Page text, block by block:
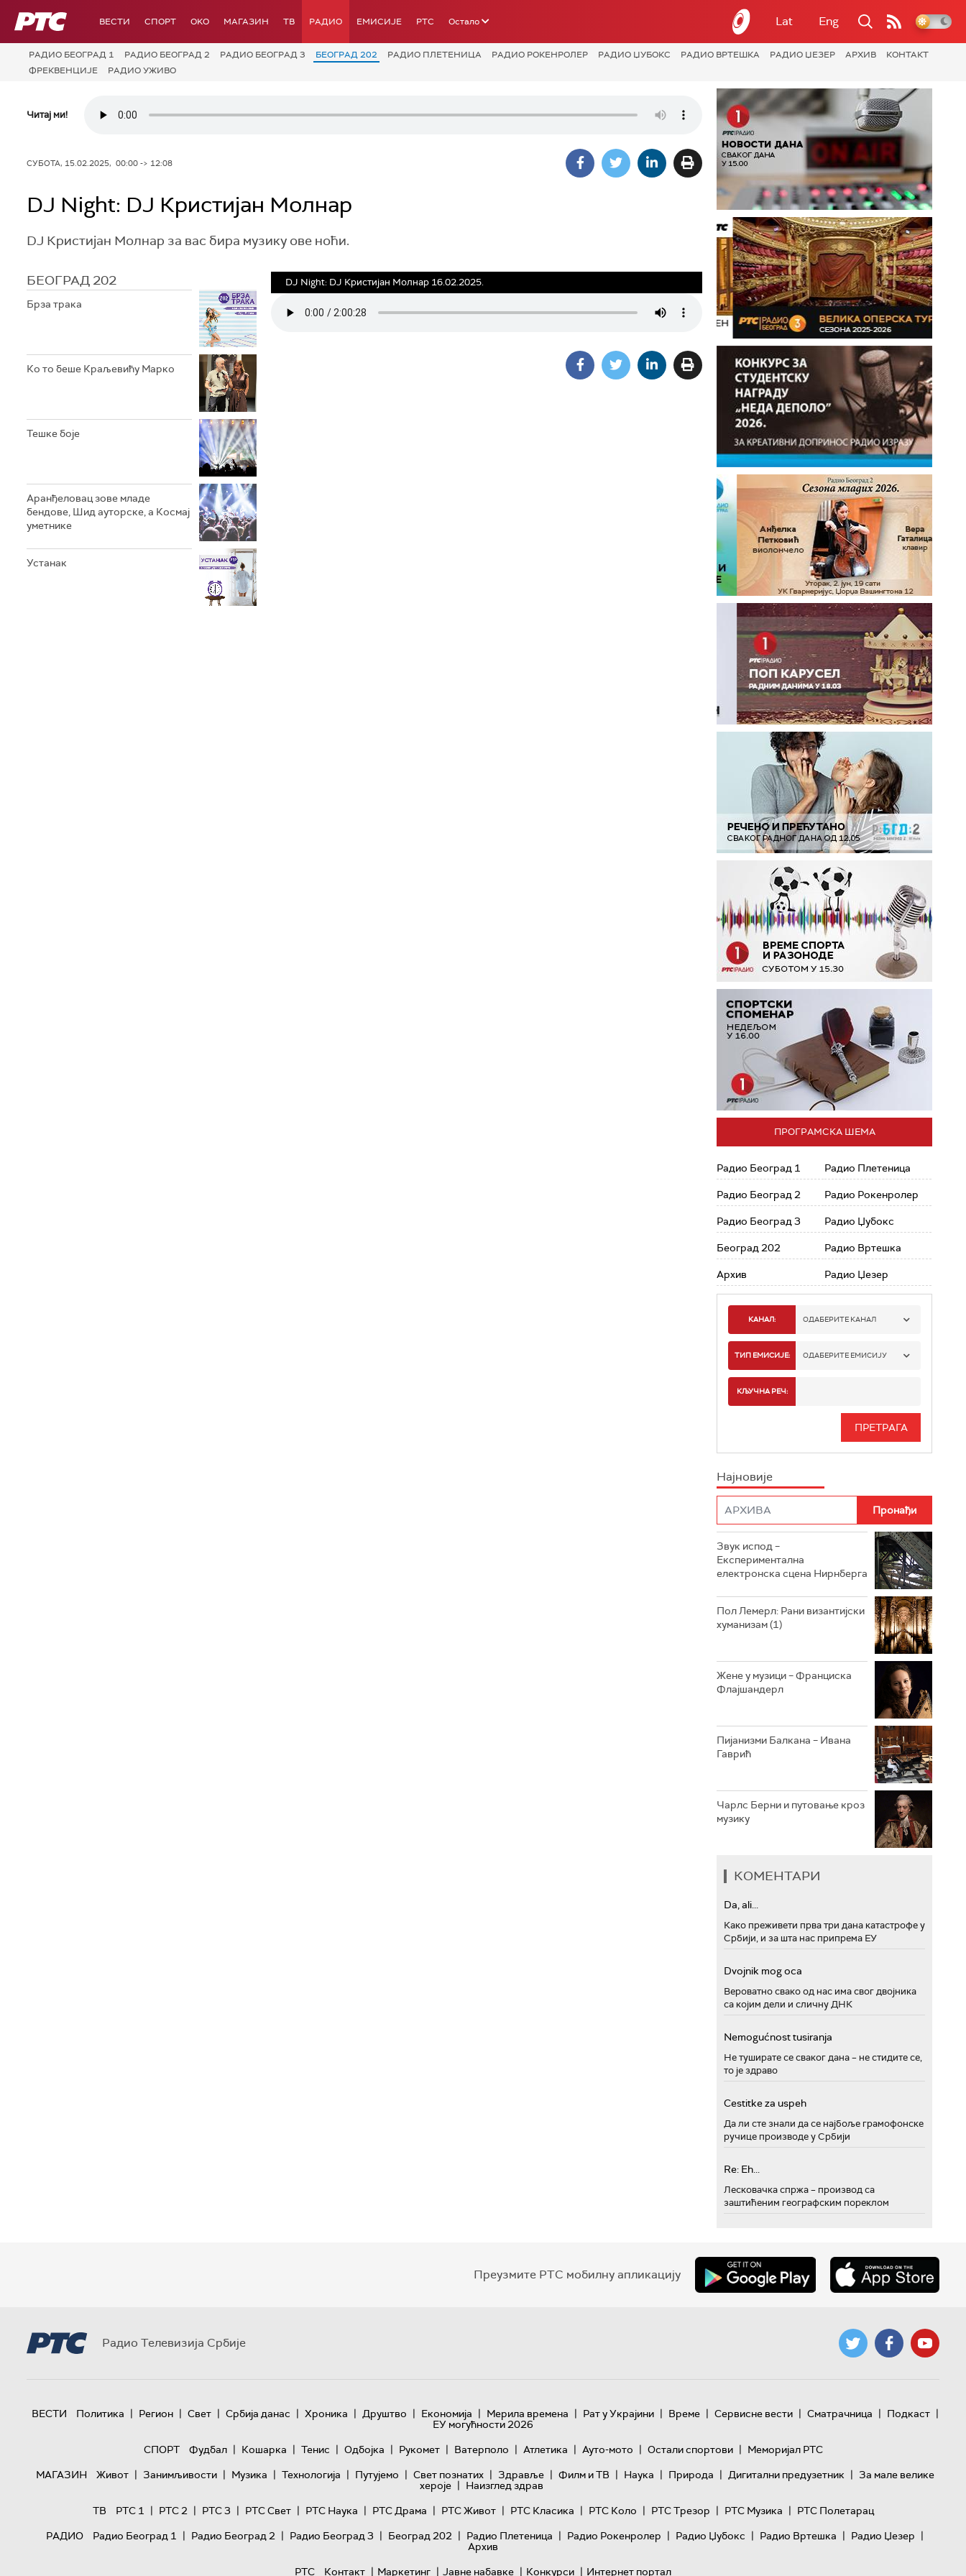
РТС ВЕСТИ СПОРТ OKO МАГАЗИН ТВ РАДИО ЕМИСИЈЕ РТС Остало Lat Eng
РАДИО БЕОГРАД 1 РАДИО БЕОГРАД 2 РАДИО БЕОГРАД 3 БЕОГРАД 202 РАДИО ПЛЕТЕНИЦА РАДИО РОКЕНРОЛЕР РАДИО ЏУБОКС РАДИО ВРТЕШКА РАДИО ЏЕЗЕР АРХИВ
КОНТАКТ
ФРЕКВЕНЦИЈЕ
РАДИО УЖИВО
Читај ми!
СУБОТА, 15.02.2025, 00:00 -> 12:08
DJ Night: DJ Кристијан Молнар
DJ Кристијан Молнар за вас бира музику ове ноћи.
БЕОГРАД 202
Брза трака
Ко то беше Краљевићу Марко
Тешке боје
Аранђеловац зове младе
бендове, Шид ауторске, а Космај
уметнике
Устанак
DJ Night: DJ Кристијан Молнар 16.02.2025.
ПРОГРАМСКА ШЕМА
Радио Београд 1
Радио Београд 2
Радио Београд 3
Београд 202
Архив
Радио Плетеница
Радио Рокенролер
Радио Џубокс
Радио Вртешка
Радио Џезер
КАНАЛ: ОДАБЕРИТЕ КАНАЛ
РАДИО БЕОГРАД 1
РАДИО БЕОГРАД 3
РАДИО РОКЕНРОЛЕР
РАДИО ЏУБОКС
РАДИО ВРТЕШКА
РАДИО ЏЕЗЕР
ТИП ЕМИСИЈЕ: ОДАБЕРИТЕ ЕМИСИЈУ
ИНФО
КЉУЧНА РЕЧ:
Најновије
Звук испод –
Експериментална
електронска сцена Нирнберга
Пол Лемерл: Рани византијски
хуманизам (1)
Жене у музици – Франциска
Флајшандерл
Пијанизми Балкана – Ивана
Гаврић
Чарлс Берни и путовање кроз
музику
КОМЕНТАРИ
Da, ali...
Како преживети прва три дана катастрофе у
Србији, и за шта нас припрема ЕУ
Dvojnik mog oca
Вероватно свако од нас има свог двојника
са којим дели и сличну ДНК
Nemogućnost tusiranja
Не туширате се сваког дана – не стидите се,
то је здраво
Cestitke za uspeh
Да ли сте знали да се најбоље грамофонске
ручице производе у Србији
Re: Eh...
Лесковачка спржа – производ са
заштићеним географским пореклом
Преузмите РТС мобилну апликацију
Радио Телевизија Србије
ВЕСТИ Политика | Регион | Свет | Србија данас | Хроника | Друштво | Економија | Мерила времена | Рат у Украјини | Време | Сервисне вести | Сматрачница | Подкаст |
ЕУ могућности 2026
СПОРТ
Фудбал | Кошарка | Тенис | Одбојка | Рукомет | Ватерполо | Атлетика | Ауто-мото | Остали спортови | Меморијал РТС
МАГАЗИН
Живот | Занимљивости | Музика | Технологијa | Путујемо | Свет познатих | Здравље | Филм и ТВ | Наука | Природа | Дигитални предузетник | За мале велике
хероје | Наизглед здрав
ТВ
РТС 1 | РТС 2 | РТС 3 | РТС Свет | РТС Наука | РТС Драма | РТС Живот | РТС Класика | РТС Коло | РТС Трезор | РТС Музика | РТС Полетарац
РАДИО
Радио Београд 1 | Радио Београд 2 | Радио Београд 3 | Београд 202 | Радио Плетеница | Радио Рокенролер | Радио Џубокс | Радио Вртешка | Радио Џезер |
Архив
РТС
Контакт | Маркетинг | Јавне набавке | Конкурси | Интернет портал